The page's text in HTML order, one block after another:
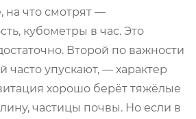
на что смотрят —
кубометры в час. Это
Второй по важности
часто упускают, — характер
хорошо берёт тяжёлые
частицы почвы. Но если в